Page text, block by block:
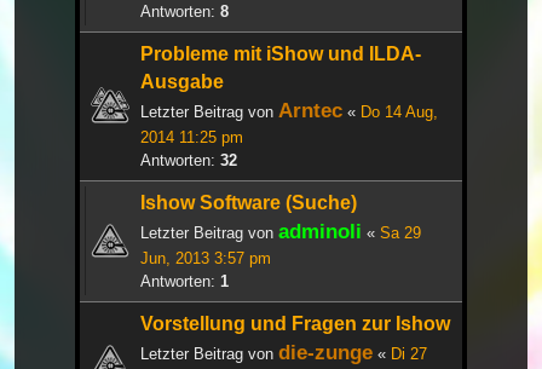
Antworten: 8
Probleme mit iShow und ILDA-
Ausgabe
Letzter Beitrag von Arntec « Do 14 Aug,
2014 11:25 pm
Antworten: 32
Ishow Software (Suche)
Letzter Beitrag von adminoli « Sa 29
Jun, 2013 3:57 pm
Antworten: 1
Vorstellung und Fragen zur Ishow
Letzter Beitrag von die-zunge « Di 27